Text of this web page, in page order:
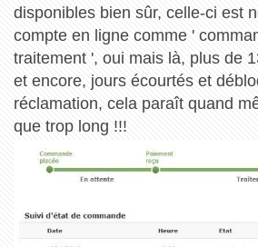
disponibles bien sûr, celle-ci est
compte en ligne comme '
traitement ', oui mais là, plus de
et encore, jours écourtés et
réclamation, cela paraît quand
que trop long !!!